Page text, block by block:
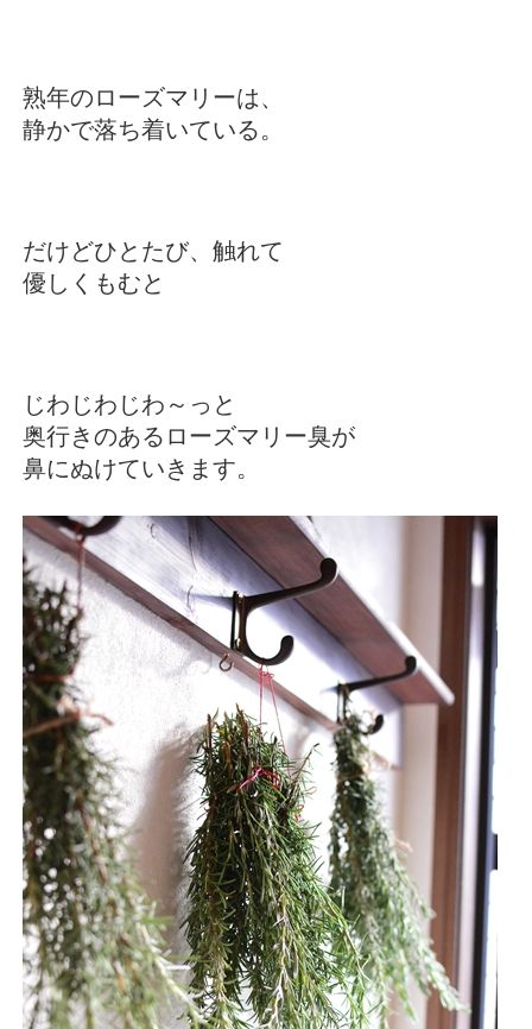
熟年のローズマリーは、
静かで落ち着いている。
だけどひとたび、触れて
優しくもむと
じわじわじわ～っと
奥行きのあるローズマリー臭が
鼻にぬけていきます。